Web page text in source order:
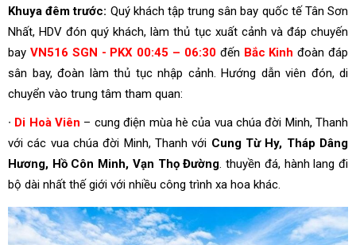
Khuya đêm trước: Quý khách tập trung sân bay quốc tế Tân Sơn
Nhất, HDV đón quý khách, làm thủ tục xuất cảnh và đáp chuyến
bay VN516 SGN - PKX 00:45 – 06:30 đến Bắc Kinhđoàn đáp
sân bay, đoàn làm thủ tục nhập cảnh. Hướng dẫn viên đón, di
chuyển vào trung tâm tham quan:
∙ Di Hoà Viên – cung điện mùa hè của vua chúa đời Minh, Thanh
với các vua chúa đời Minh, Thanh với Cung Từ Hy, Tháp Dâng
Hương, Hồ Côn Minh, Vạn Thọ Đường. thuyền đá, hành lang đi
bộ dài nhất thế giới với nhiều công trình xa hoa khác.